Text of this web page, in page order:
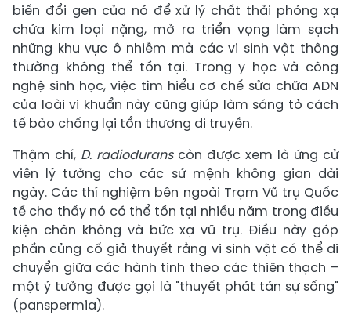
biến đổi gen của nó để xử lý chất thải phóng xạ
chứa kim loại nặng, mở ra triển vọng làm sạch
những khu vực ô nhiễm mà các vi sinh vật thông
thường không thể tồn tại. Trong y học và công
nghệ sinh học, việc tìm hiểu cơ chế sửa chữa ADN
của loài vi khuẩn này cũng giúp làm sáng tỏ cách
tế bào chống lại tổn thương di truyền.
Thậm chí, D. radioduranscòn được xem là ứng cử
viên lý tưởng cho các sứ mệnh không gian dài
ngày. Các thí nghiệm bên ngoài Trạm Vũ trụ Quốc
tế cho thấy nó có thể tồn tại nhiều năm trong điều
kiện chân không và bức xạ vũ trụ. Điều này góp
phần củng cố giả thuyết rằng vi sinh vật có thể di
chuyển giữa các hành tinh theo các thiên thạch –
một ý tưởng được gọi là "thuyết phát tán sự sống"
(panspermia).